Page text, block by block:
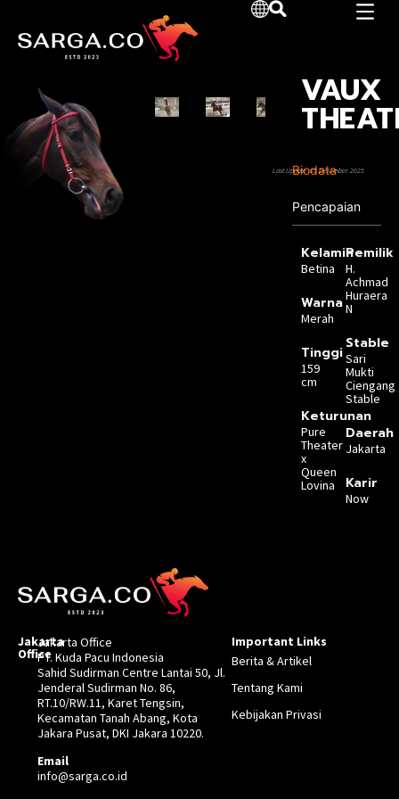
VAUX
Biodata
Pencapaian
Kelamin
Betina
Warna
Merah
Tinggi
159
cm
Keturunan
Pure
Theater
x
Queen
Lovina
Pemilik
H.
Achmad
Huraera
N
Stable
Sari
Mukti
Ciengang
Stable
Daerah
Jakarta
Karir
Now
Last Update :05 Desember 2025
Jakarta
Office
Jakarta Office
PT. Kuda Pacu Indonesia
Sahid Sudirman Centre Lantai 50, Jl.
Jenderal Sudirman No. 86,
RT.10/RW.11, Karet Tengsin,
Kecamatan Tanah Abang, Kota
Jakara Pusat, DKI Jakara 10220.
Email
info@sarga.co.id
Important Links
Berita & Artikel
Tentang Kami
Kebijakan Privasi